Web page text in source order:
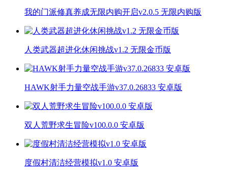
我的门派修真养成无限内购开启v2.0.5 无限内购版
人类武器超进化休闲挑战v1.2 无限金币版
HAWK射手力量空战手游v37.0.26833 安卓版
双人荒野求生冒险v100.0.0 安卓版
度假村清洁经营模拟v1.0 安卓版